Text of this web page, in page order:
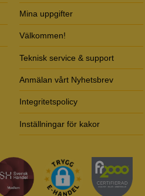
Mina uppgifter
Välkommen!
Teknisk service & support
Anmälan vårt Nyhetsbrev
Integritetspolicy
Inställningar för kakor